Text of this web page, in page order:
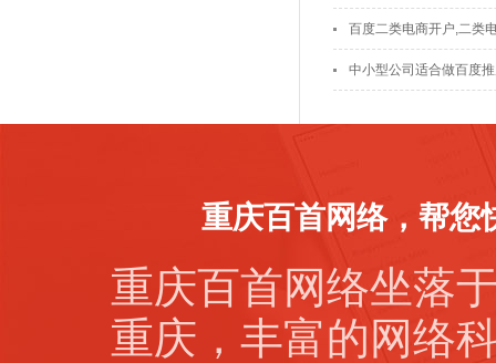
百度二类电商开户,二类
中小型公司适合做百度
重庆百首网络，帮您
重庆百首网络坐落
重庆，丰富的网络